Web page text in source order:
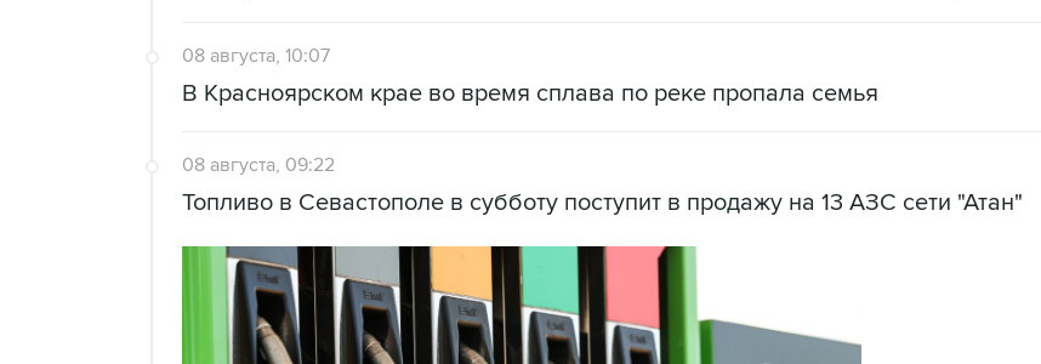
08 августа, 10:07
В Красноярском крае во время сплава по реке пропала семья
08 августа, 09:22
Топливо в Севастополе в субботу поступит в продажу на 13 АЗС сети "Атан"